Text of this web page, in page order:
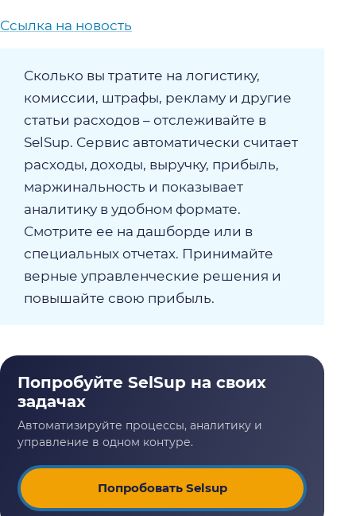
Ссылка на новость
Сколько вы тратите на логистику,
комиссии, штрафы, рекламу и другие
статьи расходов – отслеживайте в
SelSup. Сервис автоматически считает
расходы, доходы, выручку, прибыль,
маржинальность и показывает
аналитику в удобном формате.
Смотрите ее на дашборде или в
специальных отчетах. Принимайте
верные управленческие решения и
повышайте свою прибыль.
Попробовать Selsup